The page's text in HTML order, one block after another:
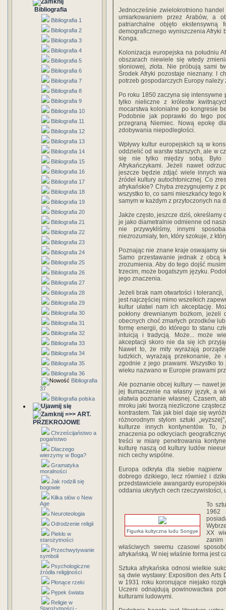
Bibliografia
Bibliografia 1
Bibliografia 2
Bibliografia 3
Bibliografia 4
Bibliografia 5
Bibliografia 6
Bibliografia 7
Bibliografia 8
Bibliografia 9
Bibliografia 10
Bibliografia 11
Bibliografia 12
Bibliografia 13
Bibliografia 14
Bibliografia 15
Bibliografia 16
Bibliografia 17
Bibliografia 18
Bibliografia 19
Bibliografia 20
Bibliografia 21
Bibliografia 22
Bibliografia 23
Bibliografia 24
Bibliografia 25
Bibliografia 26
Bibliografia 27
Bibliografia 28
Bibliografia 29
Bibliografia 30
Bibliografia 31
Bibliografia 32
Bibliografia 33
Bibliografia 34
Bibliografia 35
Bibliografia 36
Bibliografia
37
Bibliografia polska
=>> ART.
PRZEKROJOWE
Chrześcijaństwo a
pogaństwo
Dlaczego
wierzymy w Boga?
Gramatyka
moralności
Jak rodzili się
bogowie
Kilka słów o New
Age
Neuroteologia
Odrodzenie religii
Piekło w
starożytności
Przechwytywanie
symboli
Psychologiczne
źródła religijności
Płonące rzeki
Pępek świata
Religie w
Starożytności -
Jednocześnie zwielokrotniono
umiarkowaniem przez Arabów, a
patriarchalne objęto
demograficznego wyniszczenia Afryki
Konga.
Kolonizacja europejska na południu
obszarach niewiele się wtedy
słoniowej, złota. Nie próbują sami
Środek Afryki pozostaje nieznany. I
potrzeb gospodarczych Europy
Po roku 1850 zaczyna się intensywne
tylko nieliczne z królestw
mocarstwa kolonialne po kongresie
Podobnie jak poprawki do tego
przegraną Niemiec. Nową epokę
zdobywania niepodległości.
Wpływy kultur europejskich są w
oddzielić od warstw starszych, ale w
się nie tylko między sobą. Było
Afrykańczykami. Jeżeli nawet
jeszcze będzie zdjąć wiele innych
źródeł kultury autochtonicznej. Co
afrykańskie? Chyba zrezygnujemy z
wszystko to, co sami mieszkańcy tego
samym w każdym z przytoczonych na
Jakże często, jeszcze dziś, określamy
je jako diametralnie odmienne od
nie przywykliśmy, innymi
niezrozumiały, ten, który szokuje, z
Poznając nie znane kraje oswajamy
Samo przestawanie jednak z obcą
zrozumienia. Aby do tego dojść
trzecim, może bogatszym języku.
jego znaczenia.
Jeżeli brak nam otwartości i
jest najczęściej mimo wszelkich
kultur ułatwi nam ich akceptację.
pokłony drewnianym bożkom,
obecnych choć zmarłych przodków
formę energii, do którego to stanu
intuicją i tradycją. Może... może
akceptacji skoro nie da się ich
Nawet to, że mity wyrażają
ludzkich, wyrażają przekonanie, że
zgodnie z jego prawami. Wszystko
wieku nazwano w Europie prawami
Ale poznanie obcej kultury — nawet
jej tłumaczenie na własny język, a
ułatwia poznanie własnej. Czasem,
mroku jaki tworzą niezliczone
kontrastem. Tak jak biel daje się
różnorodnym stylom sztuki
kulturze innych kontynentów. To,
znaczenia po odkryciach
treści w miarę penetrowania
kulturę naszą od kultury ludów
nich cechy wspólne.
Europa odkryła dla siebie najpierw
dobrego dzikiego, lecz również i
przedstawiciele awangardy
oddania ukrytych cech rzeczywistości,
Figurka kultyczna ludu Songye
To
1962
XX
właściwych swemu czasowi
afrykańską. W niej właśnie forma jest
Sztuka afrykańska odnosi wielkie
są dwie wystawy: Exposition des Arts
w 1931 roku koronujące niejako
Uczeni odnajdują powinowactwa
kulturami ludowymi.